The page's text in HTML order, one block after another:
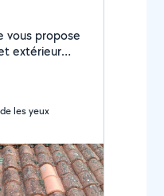
vous propose
extérieur
et privilégie
service à la
les yeux